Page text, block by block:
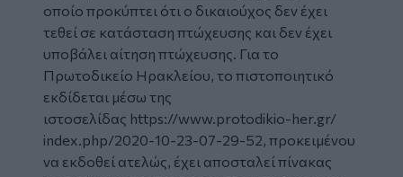
οποίο προκύπτει ότι ο δικαιούχος δεν έχει
τεθεί σε κατάσταση πτώχευσης και δεν έχει
υποβάλει αίτηση πτώχευσης. Για το
Πρωτοδικείο Ηρακλείου, το πιστοποιητικό
εκδίδεται μέσω της
ιστοσελίδας https://www.protodikio-her.gr/
index.php/2020-10-23-07-29-52, προκειμένου
να εκδοθεί ατελώς, έχει αποσταλεί πίνακας